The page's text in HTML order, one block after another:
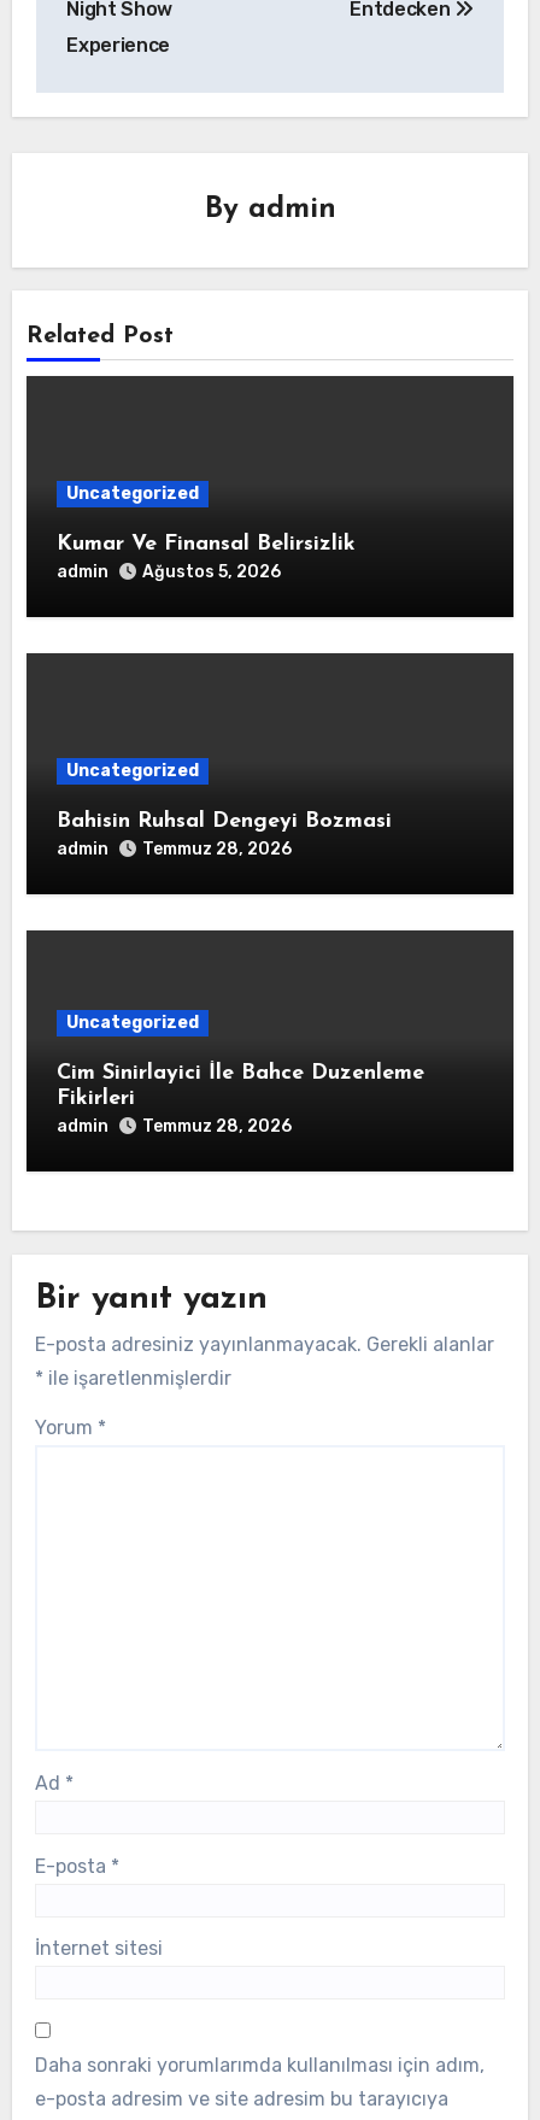
Night Show
Experience
Entdecken
By admin
Related Post
Uncategorized
Kumar Ve Finansal Belirsizlik
admin Ağustos 5, 2026
Uncategorized
Bahisin Ruhsal Dengeyi Bozmasi
admin Temmuz 28, 2026
Uncategorized
Cim Sinirlayici İle Bahce Duzenleme
Fikirleri
admin Temmuz 28, 2026
Bir yanıt yazın
E-posta adresiniz yayınlanmayacak. Gerekli alanlar
* ile işaretlenmişlerdir
Yorum *
Ad *
E-posta *
İnternet sitesi
Daha sonraki yorumlarımda kullanılması için adım,
e-posta adresim ve site adresim bu tarayıcıya